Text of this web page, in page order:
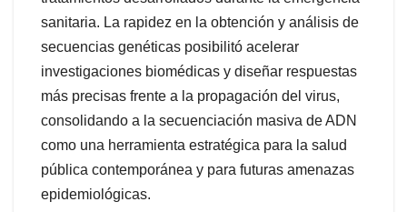
sanitaria. La rapidez en la obtención y análisis de
secuencias genéticas posibilitó acelerar
investigaciones biomédicas y diseñar respuestas
más precisas frente a la propagación del virus,
consolidando a la secuenciación masiva de ADN
como una herramienta estratégica para la salud
pública contemporánea y para futuras amenazas
epidemiológicas.